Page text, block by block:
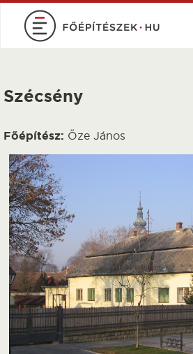
Ugrás
tartalomra
Szécsény
Főépítész: Őze János